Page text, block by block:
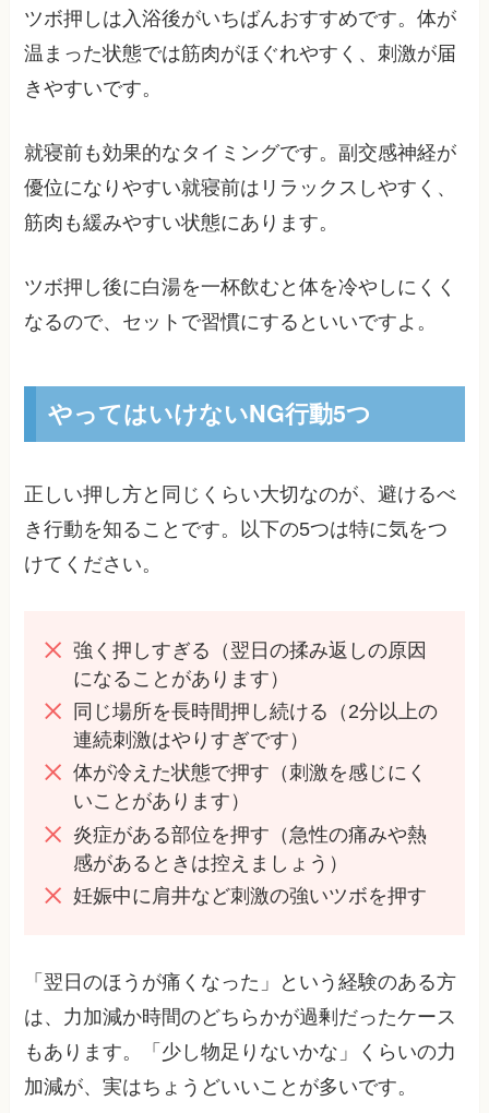
ツボ押しは入浴後がいちばんおすすめです。体が
温まった状態では筋肉がほぐれやすく、刺激が届
きやすいです。
就寝前も効果的なタイミングです。副交感神経が
優位になりやすい就寝前はリラックスしやすく、
筋肉も緩みやすい状態にあります。
ツボ押し後に白湯を一杯飲むと体を冷やしにくく
なるので、セットで習慣にするといいですよ。
やってはいけないNG行動5つ
正しい押し方と同じくらい大切なのが、避けるべ
き行動を知ることです。以下の5つは特に気をつ
けてください。
強く押しすぎる（翌日の揉み返しの原因
になることがあります）
同じ場所を長時間押し続ける（2分以上の
連続刺激はやりすぎです）
体が冷えた状態で押す（刺激を感じにく
いことがあります）
炎症がある部位を押す（急性の痛みや熱
感があるときは控えましょう）
妊娠中に肩井など刺激の強いツボを押す
「翌日のほうが痛くなった」という経験のある方
は、力加減か時間のどちらかが過剰だったケース
もあります。「少し物足りないかな」くらいの力
加減が、実はちょうどいいことが多いです。